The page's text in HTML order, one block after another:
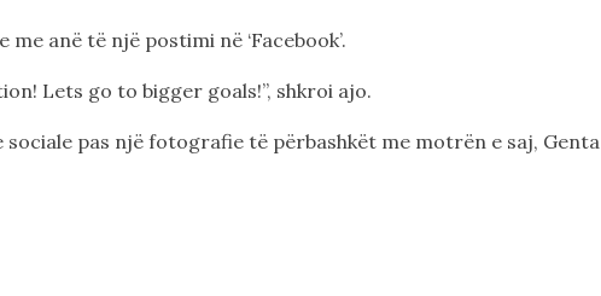
anë të një postimi në ‘Facebook’.
Lets go to bigger goals!”, shkroi ajo.
sociale pas një fotografie të përbashkët me motrën e saj, Genta